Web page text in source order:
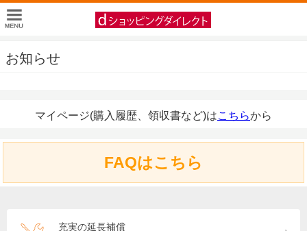
お知らせ
マイページ(購入履歴、領収書など)はこちらから
FAQはこちら
充実の延長補償